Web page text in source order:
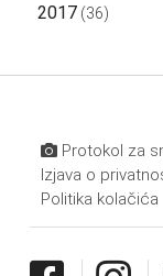
2017(36)
Protokol za
Izjava o
Politika kolačića